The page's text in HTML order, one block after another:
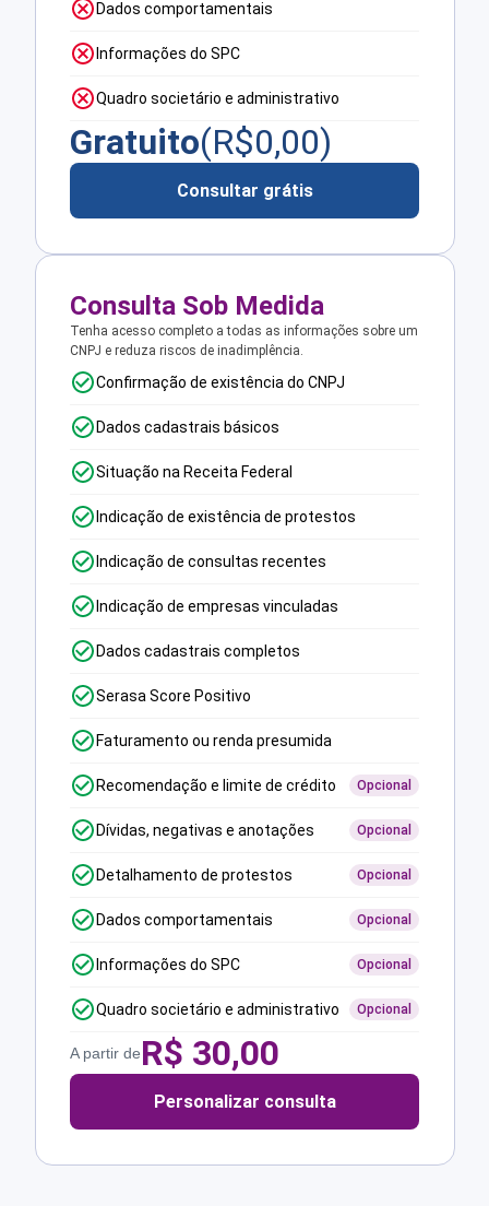
Dados comportamentais
Informações do SPC
Quadro societário e administrativo
Gratuito(R$0,00)
Consultar grátis
Consulta Sob Medida
Tenha acesso completo a todas as informações sobre um
CNPJ e reduza riscos de inadimplência.
Confirmação de existência do CNPJ
Dados cadastrais básicos
Situação na Receita Federal
Indicação de existência de protestos
Indicação de consultas recentes
Indicação de empresas vinculadas
Dados cadastrais completos
Serasa Score Positivo
Faturamento ou renda presumida
Recomendação e limite de crédito Opcional
Dívidas, negativas e anotações Opcional
Detalhamento de protestos Opcional
Dados comportamentais Opcional
Informações do SPC Opcional
Quadro societário e administrativo Opcional
A partir deR$ 30,00
Personalizar consulta